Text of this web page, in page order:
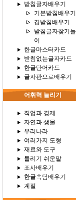
받침글자배우기
기본받침배우기
겹받침배우기
받침글자찾기놀
이
한글마스터카드
받침없는글자카드
한글단어카드
글자판으로배우기
어휘력 늘리기
직업과 경제
자연과 생물
우리나라
여러가지 도형
재료와 도구
틀리기 쉬운말
조사배우기
한글속담배우기
계절